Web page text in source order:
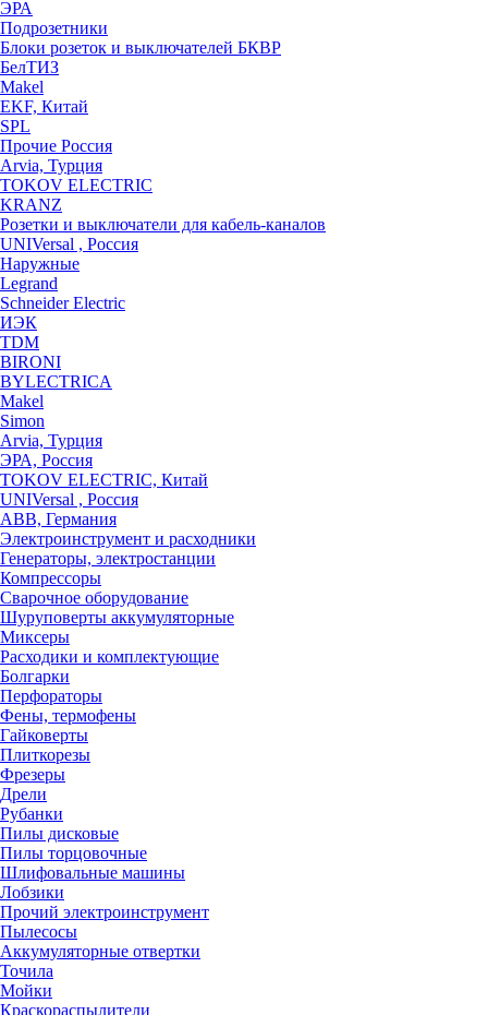
ЭРА
Подрозетники
Блоки розеток и выключателей БКВР
БелТИЗ
Makel
EKF, Китай
SPL
Прочие Россия
Arvia, Турция
TOKOV ELECTRIC
KRANZ
Розетки и выключатели для кабель-каналов
UNIVersal , Россия
Наружные
Legrand
Schneider Electric
ИЭК
TDM
BIRONI
BYLECTRICA
Makel
Simon
Arvia, Турция
ЭРА, Россия
TOKOV ELECTRIC, Китай
UNIVersal , Россия
ABB, Германия
Электроинструмент и расходники
Генераторы, электростанции
Компрессоры
Сварочное оборудование
Шуруповерты аккумуляторные
Миксеры
Расходики и комплектующие
Болгарки
Перфораторы
Фены, термофены
Гайковерты
Плиткорезы
Фрезеры
Дрели
Рубанки
Пилы дисковые
Пилы торцовочные
Шлифовальные машины
Лобзики
Прочий электроинструмент
Пылесосы
Аккумуляторные отвертки
Точила
Мойки
Краскораспылители